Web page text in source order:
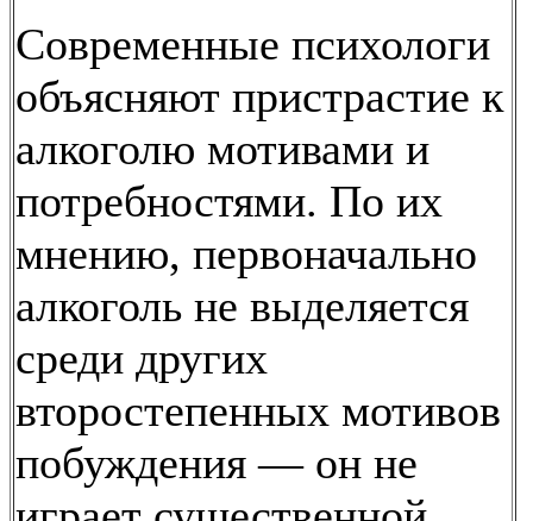
Современные психологи
объясняют пристрастие к
алкоголю мотивами и
потребностями. По их
мнению, первоначально
алкоголь не выделяется
среди других
второстепенных мотивов
побуждения — он не